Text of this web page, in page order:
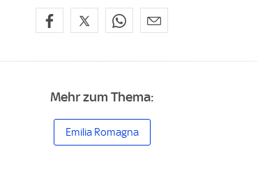
Mehr zum Thema:
Emilia Romagna